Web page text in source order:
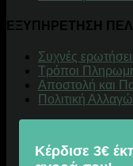
ΕΞΥΠΗΡΕΤΗΣΗ
Συχνές
Τρόποι
Αποστολή και
Πολιτική
Κέρδισε 3€